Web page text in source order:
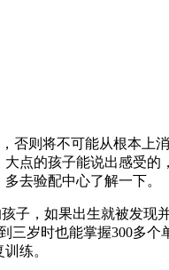
否则将不可能从根本上
点的孩子能说出感受
去验配中心了解一下。
子，如果出生就被发现
岁时也能掌握300多
练。